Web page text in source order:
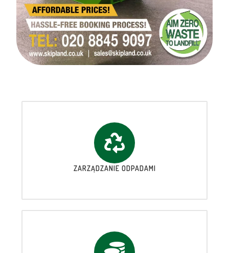
ZARZĄDZANIE ODPADAMI